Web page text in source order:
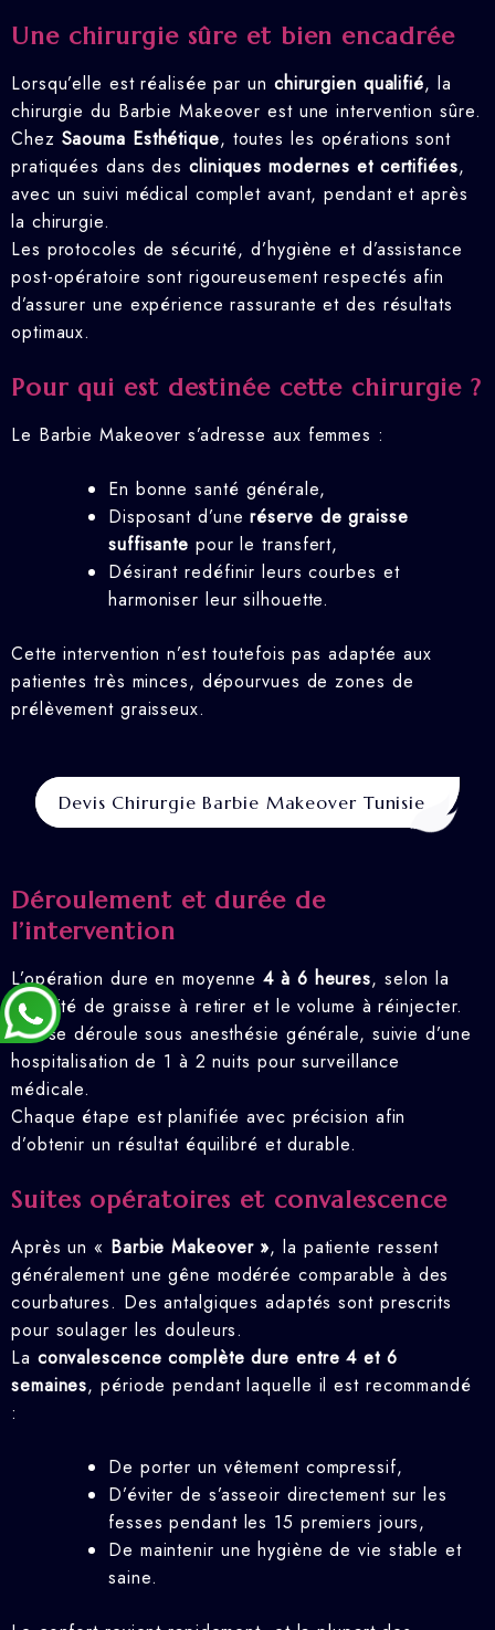
Une chirurgie sûre et bien encadrée
Lorsqu’elle est réalisée par un chirurgien qualifié, la
chirurgie du Barbie Makeover est une intervention sûre.
Chez Saouma Esthétique, toutes les opérations sont
pratiquées dans des cliniques modernes et certifiées,
avec un suivi médical complet avant, pendant et après
la chirurgie.
Les protocoles de sécurité, d’hygiène et d’assistance
post-opératoire sont rigoureusement respectés afin
d’assurer une expérience rassurante et des résultats
optimaux.
Pour qui est destinée cette chirurgie ?
Le Barbie Makeover s’adresse aux femmes :
En bonne santé générale,
Disposant d’uneréserve de graisse
suffisante pour le transfert,
Désirant redéfinir leurs courbes et
harmoniser leur silhouette.
Cette intervention n’est toutefois pas adaptée aux
patientes très minces, dépourvues de zones de
prélèvement graisseux.
Devis Chirurgie Barbie Makeover Tunisie
Déroulement et durée de
l’intervention
L’opération dure en moyenne4 à 6 heures, selon la
quantité de graisse à retirer et le volume à réinjecter.
Elle se déroule sous anesthésie générale, suivie d’une
hospitalisation de 1 à 2 nuits pour surveillance
médicale.
Chaque étape est planifiée avec précision afin
d’obtenir un résultat équilibré et durable.
Suites opératoires et convalescence
Après un « Barbie Makeover », la patiente ressent
généralement une gêne modérée comparable à des
courbatures. Des antalgiques adaptés sont prescrits
pour soulager les douleurs.
La convalescence complète dure entre 4 et 6
semaines, période pendant laquelle il est recommandé
:
De porter un vêtement compressif,
D’éviter de s’asseoir directement sur les
fesses pendant les 15 premiers jours,
De maintenir une hygiène de vie stable et
saine.